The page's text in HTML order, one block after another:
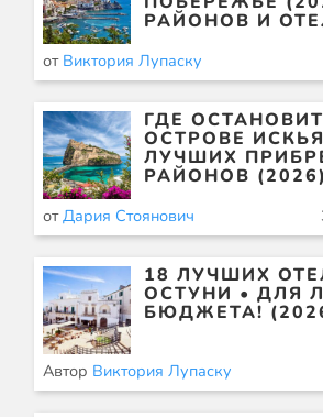
РАЙОНОВ И
от Виктория Лупаску
ГДЕ
ОСТРОВЕ
ЛУЧШИХ
РАЙОНОВ (2026)
отДария Стоянович
18 ЛУЧШИХ
ОСТУНИ • ДЛЯ
БЮДЖЕТА!
Автор Виктория Лупаску